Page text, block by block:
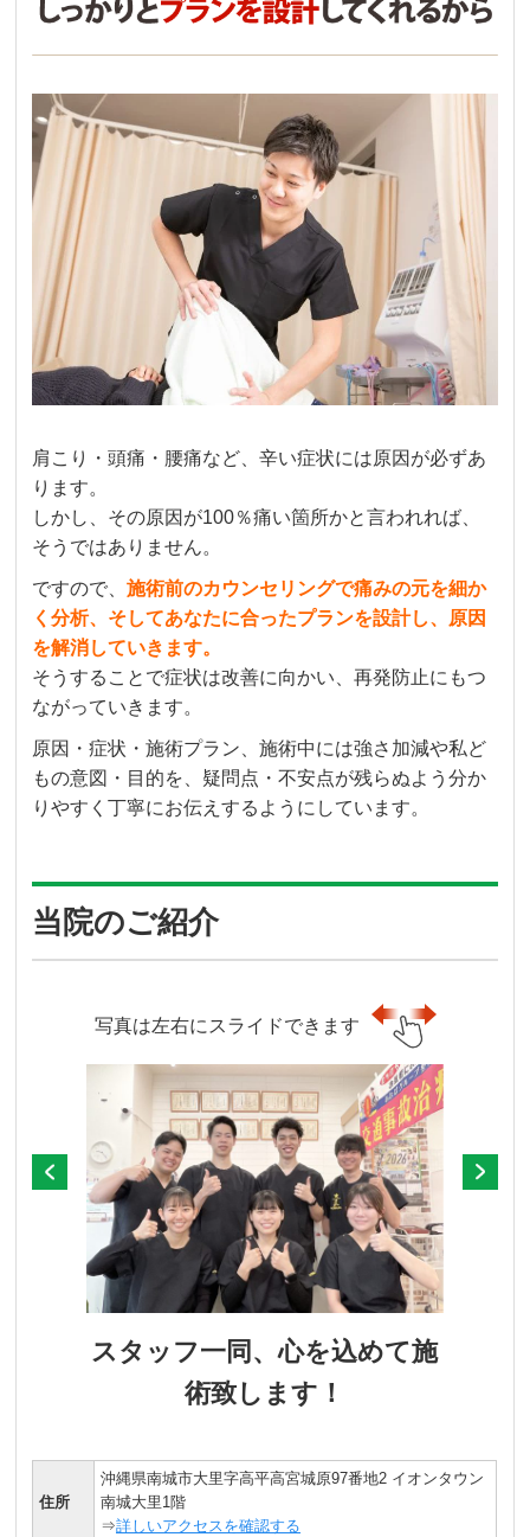
肩こり・頭痛・腰痛など、辛い症状には原因が必ずあ
ります。
しかし、その原因が100％痛い箇所かと言われれば、
そうではありません。
ですので、施術前のカウンセリングで痛みの元を細か
く分析、そしてあなたに合ったプランを設計し、原因
を解消していきます。
そうすることで症状は改善に向かい、再発防止にもつ
ながっていきます。
原因・症状・施術プラン、施術中には強さ加減や私ど
もの意図・目的を、疑問点・不安点が残らぬよう分か
りやすく丁寧にお伝えするようにしています。
当院のご紹介
写真は左右にスライドできます
スタッフ一同、心を込めて施
術致します！
住所
沖縄県南城市大里字高平高宮城原97番地2 イオンタウン
南城大里1階
⇒詳しいアクセスを確認する